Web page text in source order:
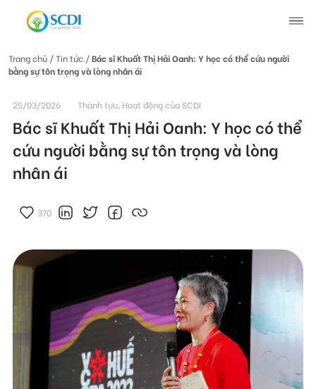
Hoạt động của SCDI
Tin tức
Tin hoạt động
Câu chuyện thay đổi
Tuyển dụng
Tài liệu
Liên hệ
Trang chủ / Tin tức /Bác sĩ Khuất Thị Hải Oanh: Y học có thể cứu người
bằng sự tôn trọng và lòng nhân ái
25/03/2026 Thành tựu, Hoạt động của SCDI
Bác sĩ Khuất Thị Hải Oanh: Y học có thể
cứu người bằng sự tôn trọng và lòng
nhân ái
370